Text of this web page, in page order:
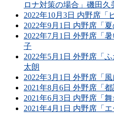
ロナ対策の場合」磯田久
2022年10月3日 内野席「
2022年9月1日 内野席「
2022年7月1日 外野席「
子
2022年5月1日 外野席「
太朗
2022年3月1日 外野席「
2021年8月6日 外野席「
2021年6月3日 内野席「
2021年4月1日 内野席「